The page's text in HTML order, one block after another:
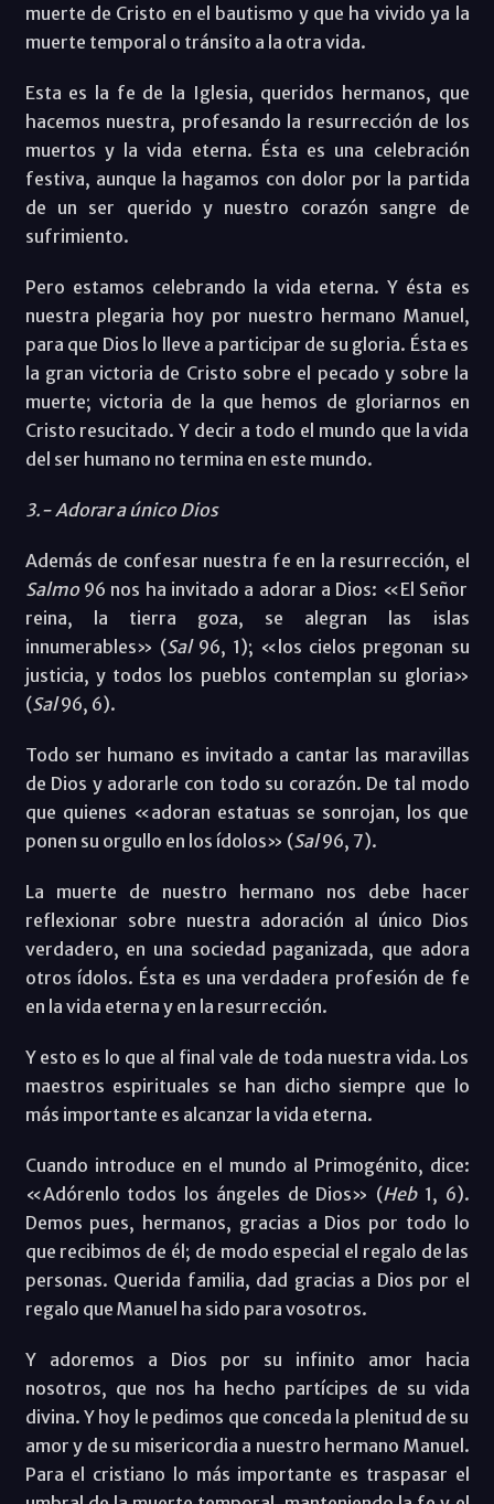
muerte de Cristo en el bautismo y que ha vivido ya la
muerte temporal o tránsito a la otra vida.
Esta es la fe de la Iglesia, queridos hermanos, que
hacemos nuestra, profesando la resurrección de los
muertos y la vida eterna. Ésta es una celebración
festiva, aunque la hagamos con dolor por la partida
de un ser querido y nuestro corazón sangre de
sufrimiento.
Pero estamos celebrando la vida eterna. Y ésta es
nuestra plegaria hoy por nuestro hermano Manuel,
para que Dios lo lleve a participar de su gloria. Ésta es
la gran victoria de Cristo sobre el pecado y sobre la
muerte; victoria de la que hemos de gloriarnos en
Cristo resucitado. Y decir a todo el mundo que la vida
del ser humano no termina en este mundo.
3.- Adorar a único Dios
Además de confesar nuestra fe en la resurrección, el
Salmo96 nos ha invitado a adorar a Dios: «El Señor
reina, la tierra goza, se alegran las islas
innumerables» (Sal96, 1); «los cielos pregonan su
justicia, y todos los pueblos contemplan su gloria»
(Sal96, 6).
Todo ser humano es invitado a cantar las maravillas
de Dios y adorarle con todo su corazón. De tal modo
que quienes «adoran estatuas se sonrojan, los que
ponen su orgullo en los ídolos» (Sal96, 7).
La muerte de nuestro hermano nos debe hacer
reflexionar sobre nuestra adoración al único Dios
verdadero, en una sociedad paganizada, que adora
otros ídolos. Ésta es una verdadera profesión de fe
en la vida eterna y en la resurrección.
Y esto es lo que al final vale de toda nuestra vida. Los
maestros espirituales se han dicho siempre que lo
más importante es alcanzar la vida eterna.
Cuando introduce en el mundo al Primogénito, dice:
«Adórenlo todos los ángeles de Dios» (Heb1, 6).
Demos pues, hermanos, gracias a Dios por todo lo
que recibimos de él; de modo especial el regalo de las
personas. Querida familia, dad gracias a Dios por el
regalo que Manuel ha sido para vosotros.
Y adoremos a Dios por su infinito amor hacia
nosotros, que nos ha hecho partícipes de su vida
divina. Y hoy le pedimos que conceda la plenitud de su
amor y de su misericordia a nuestro hermano Manuel.
Para el cristiano lo más importante es traspasar el